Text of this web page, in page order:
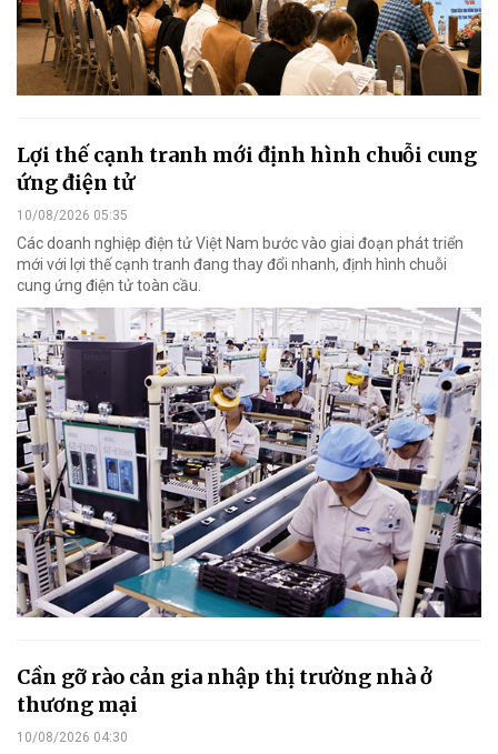
Lợi thế cạnh tranh mới định hình chuỗi cung
ứng điện tử
10/08/2026 05:35
Các doanh nghiệp điện tử Việt Nam bước vào giai đoạn phát triển
mới với lợi thế cạnh tranh đang thay đổi nhanh, định hình chuỗi
cung ứng điện tử toàn cầu.
Cần gỡ rào cản gia nhập thị trường nhà ở
thương mại
10/08/2026 04:30